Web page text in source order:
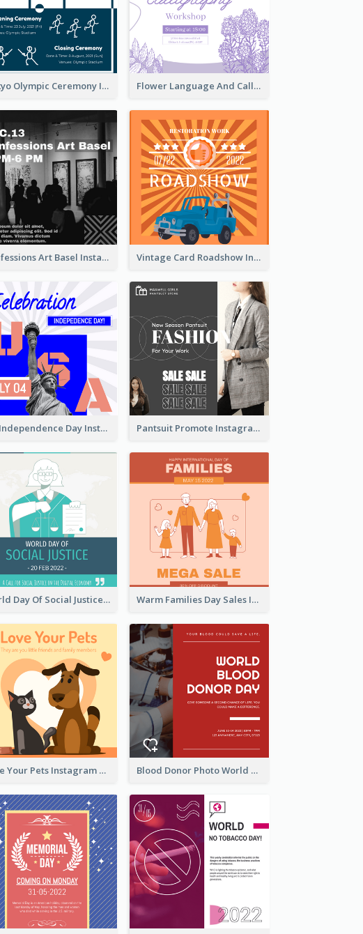
Tokyo Olympic Ceremony Instagram Post Flower Language And Calligraphy Instagram Post
Confessions Art Basel Instagram Post Vintage Card Roadshow Instagram Post
US Independence Day Instagram Post Pantsuit Promote Instagram Post
World Day Of Social Justice Instagram Post Warm Families Day Sales Instagram Post
Love Your Pets Instagram Post Blood Donor Photo World Blood Donor Day Instagram Post